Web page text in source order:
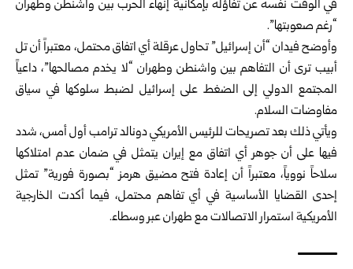
في الوقت نفسه عن تفاؤله بإمكانية إنهاء الحرب بين واشنطن وطهران
“رغم صعوبتها”.
وأوضح فيدان “أن إسرائيل” تحاول عرقلة أي اتفاق محتمل، معتبراً أن تل
أبيب ترى أن التفاهم بين واشنطن وطهران “لا يخدم مصالحها”، داعياً
المجتمع الدولي إلى الضغط على إسرائيل لضبط سلوكها في سياق
مفاوضات السلام.
ويأتي ذلك بعد تصريحات للرئيس الأمريكي دونالد ترامب أول أمس، شدد
فيها على أن جوهر أي اتفاق مع إيران يتمثل في ضمان عدم امتلاكها
سلاحاً نووياً، معتبراً أن إعادة فتح مضيق هرمز “بصورة فورية” تمثل
إحدى القضايا الأساسية في أي تفاهم محتمل، فيما أكدت الخارجية
الأمريكية استمرار الاتصالات مع طهران عبر وسطاء.